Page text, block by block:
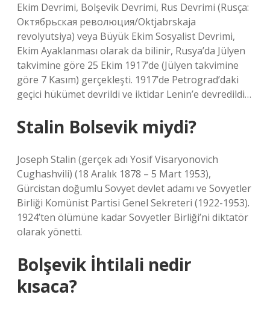
Ekim Devrimi, Bolşevik Devrimi, Rus Devrimi (Rusça:
Октябрьская революция/Oktjabrskaja
revolyutsiya) veya Büyük Ekim Sosyalist Devrimi,
Ekim Ayaklanması olarak da bilinir, Rusya’da Jülyen
takvimine göre 25 Ekim 1917’de (Jülyen takvimine
göre 7 Kasım) gerçekleşti. 1917’de Petrograd’daki
geçici hükümet devrildi ve iktidar Lenin’e devredildi…
Stalin Bolsevik miydi?
Joseph Stalin (gerçek adı Yosif Visaryonovich
Cughashvili) (18 Aralık 1878 – 5 Mart 1953),
Gürcistan doğumlu Sovyet devlet adamı ve Sovyetler
Birliği Komünist Partisi Genel Sekreteri (1922-1953).
1924’ten ölümüne kadar Sovyetler Birliği’ni diktatör
olarak yönetti.
Bolşevik İhtilali nedir
kısaca?